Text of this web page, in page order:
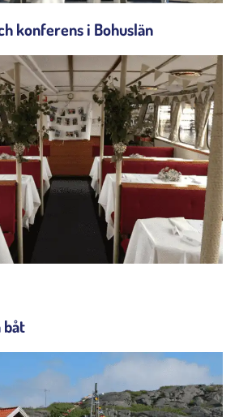
konferens i Bohuslän
båt